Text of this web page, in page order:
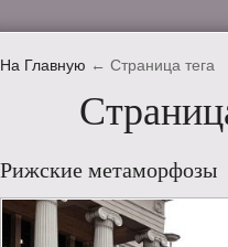
На Главную ← Страница тега
Рижские метаморфозы